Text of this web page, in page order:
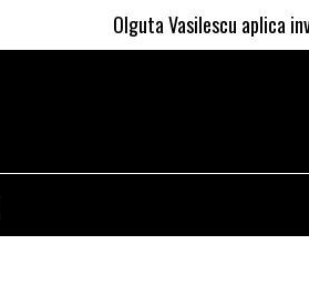
Olguta Vasilescu aplica